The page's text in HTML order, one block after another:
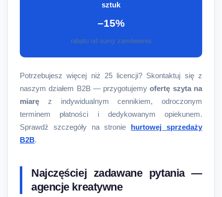
sztuk
–15%
rabatu od sumy zamówienia
Potrzebujesz więcej niż 25 licencji? Skontaktuj się z
naszym działem B2B — przygotujemyofertę szyta na
miarę z indywidualnym cennikiem, odroczonym
terminem płatności i dedykowanym opiekunem.
Sprawdź szczegóły na stronie hurtowej sprzedaży
B2B.
Najczęściej zadawane pytania —
agencje kreatywne